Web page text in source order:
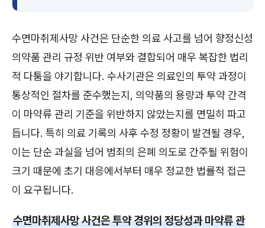
수면마취제사망 사건은 단순한 의료 사고를 넘어 향정신성
의약품 관리 규정 위반 여부와 결합되어 매우 복잡한 법리
적 다툼을 야기합니다. 수사기관은 의료인의 투약 과정이
통상적인 절차를 준수했는지, 의약품의 용량과 투약 간격
이 마약류 관리 기준을 위반하지 않았는지를 면밀히 파고
듭니다. 특히 의료 기록의 사후 수정 정황이 발견될 경우,
이는 단순 과실을 넘어 범죄의 은폐 의도로 간주될 위험이
크기 때문에 초기 대응에서부터 매우 정교한 법률적 접근
이 요구됩니다.
수면마취제사망 사건은 투약 경위의 정당성과 마약류 관